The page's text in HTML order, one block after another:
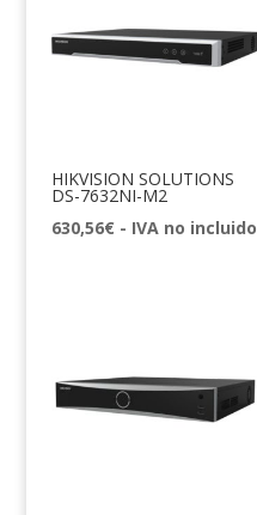
HIKVISION SOLUTIONS
DS-7632NI-M2
630,56€ - IVA no incluido